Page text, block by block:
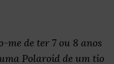
de ter 7 ou 8 anos
Polaroid de um tio